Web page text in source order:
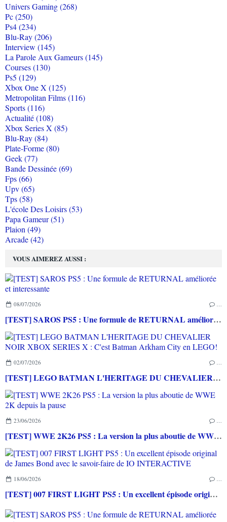
VOUS AIMEREZ AUSSI :
08/07/2026 …
[TEST] SAROS PS5 : Une formule de RETURNAL améliorée et interessante
02/07/2026 …
[TEST] LEGO BATMAN L'HERITAGE DU CHEVALIER NOIR XBOX SERIES X : C'est Batman Arkham City en LEGO!
23/06/2026 …
[TEST] WWE 2K26 PS5 : La version la plus aboutie de WWE 2K depuis la pause
18/06/2026 …
[TEST] 007 FIRST LIGHT PS5 : Un excellent épisode original de James Bond avec le savoir-faire de IO INTERACTIVE
Univers Gaming (268)
Pc (250)
Ps4 (234)
Blu-Ray (206)
Interview (145)
La Parole Aux Gameurs (145)
Courses (130)
Ps5 (129)
Xbox One X (125)
Metropolitan Films (116)
Sports (116)
Actualité (108)
Xbox Series X (85)
Blu-Ray (84)
Plate-Forme (80)
Geek (77)
Bande Dessinée (69)
Fps (66)
Upv (65)
Tps (58)
L'école Des Loisirs (53)
Papa Gameur (51)
Plaion (49)
Arcade (42)